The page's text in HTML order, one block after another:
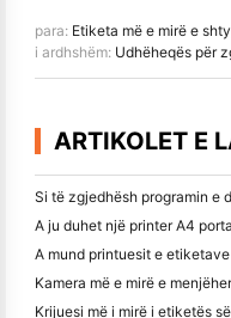
para: Etiketa më e mirë e
i ardhshëm: Udhëheqës për zgjidhjet e
ARTIKOLET E